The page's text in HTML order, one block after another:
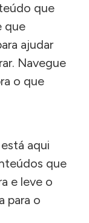
que
que
ajudar
Navegue
o que
aqui
que
e leve o
para o